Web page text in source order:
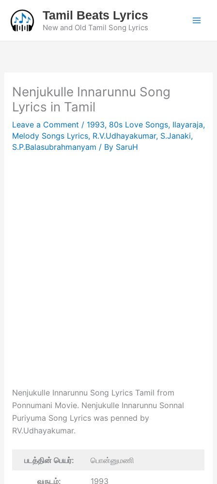
content
Tamil Beats Lyrics
New and Old Tamil Song Lyrics
Nenjukulle Innarunnu Song
Lyrics in Tamil
Leave a Comment / 1993, 80s Love Songs, Ilayaraja,
Melody Songs Lyrics, R.V.Udhayakumar, S.Janaki,
S.P.Balasubrahmanyam / By SaruH
Nenjukulle Innarunnu Song Lyrics Tamil from
Ponnumani Movie. Nenjukulle Innarunnu Sonnal
Puriyuma Song Lyrics was penned by
RV.Udhayakumar.
படத்தின் பெயர்: பொன்னுமணி
வருடம்: 1993